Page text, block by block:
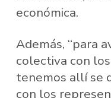
económica.
Además, “para
colectiva con
tenemos allí se
con los